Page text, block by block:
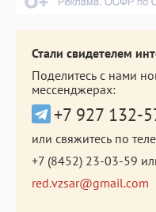
Стали свидетелем
Поделитесь с нами
мессенджерах:
+7 927 132-
или свяжитесь по
+7 (8452) 23-03-59
red.vzsar@gmail.com